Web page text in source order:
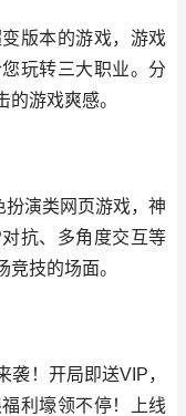
版本的游戏，游戏
玩转三大职业。分
游戏爽感。
演类网页游戏，神
抗、多角度交互等
技的场面。
袭！开局即送VIP，
利壕领不停！上线